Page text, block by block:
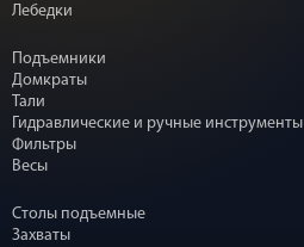
Лебедки
Подъемники
Домкраты
Тали
Гидравлические и ручные инструменты
Фильтры
Весы
Столы подъемные
Захваты